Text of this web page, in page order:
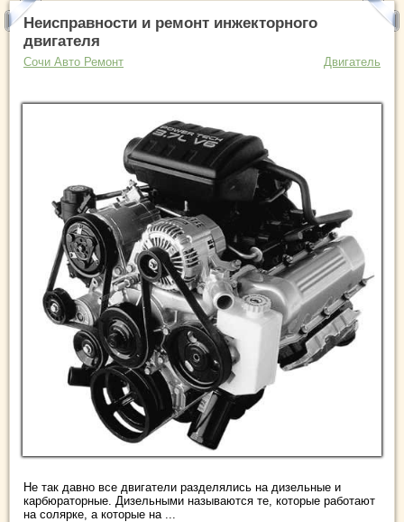
Неисправности и ремонт инжекторного
двигателя
Сочи Авто Ремонт Двигатель
Не так давно все двигатели разделялись на дизельные и
карбюраторные. Дизельными называются те, которые работают
на солярке, а которые на ...